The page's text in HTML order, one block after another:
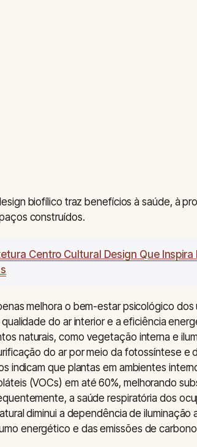
biofílico traz benefícios à saúde, à
construídos.
Centro Cultural Design Que Inspira
melhora o bem-estar psicológico dos
do ar interior e a eficiência
naturais, como vegetação interna e
do ar por meio da fotossíntese e
indicam que plantas em ambientes
(VOCs) em até 60%, melhorando
a saúde respiratória dos
diminui a dependência de iluminação
energético e das emissões de